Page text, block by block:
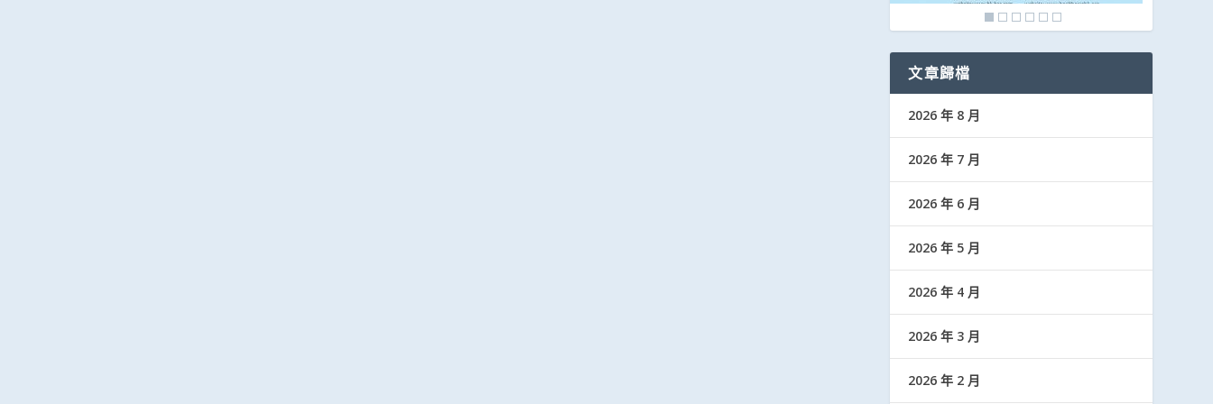
文章歸檔
2026 年 8 月
2026 年 7 月
2026 年 6 月
2026 年 5 月
2026 年 4 月
2026 年 3 月
2026 年 2 月